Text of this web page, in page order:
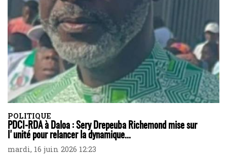
POLITIQUE
PDCI-RDA à Daloa : Sery Drepeuba Richemond mise sur
l'unité pour relancer la dynamique...
mardi, 16 juin 2026 12:23